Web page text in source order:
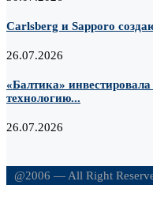
Carlsberg и Sapporo
26.07.2026
«Балтика»
технологию...
26.07.2026
@2006 — All Right